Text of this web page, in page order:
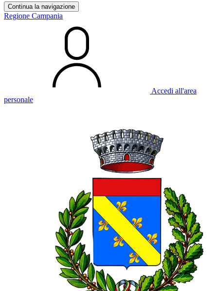
Continua la navigazione
Regione Campania
Accedi all'area
personale